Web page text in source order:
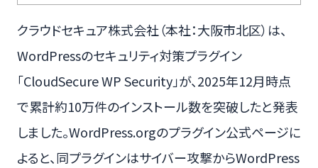
クラウドセキュア株式会社（本社：大阪市北区）は、
WordPressのセキュリティ対策プラグイン
「CloudSecure WP Security」が、2025年12月時点
で累計約10万件のインストール数を突破したと発表
しました。WordPress.orgのプラグイン公式ページに
よると、同プラグインはサイバー攻撃からWordPress